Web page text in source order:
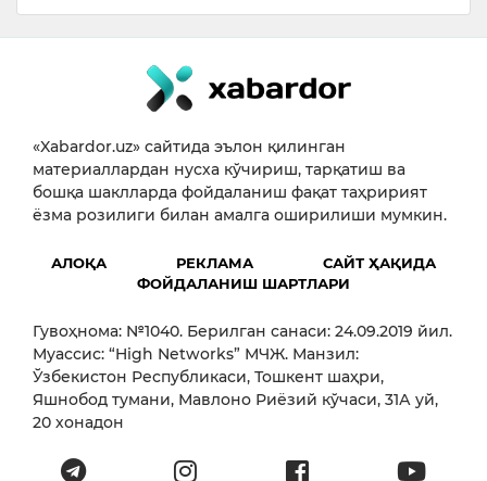
«Xabardor.uz» сайтида эълон қилинган
материаллардан нусха кўчириш, тарқатиш ва
бошқа шаклларда фойдаланиш фақат таҳририят
ёзма розилиги билан амалга оширилиши мумкин.
АЛОҚА РЕКЛАМА
САЙТ ҲАҚИДА
ФОЙДАЛАНИШ ШАРТЛАРИ
Гувоҳнома: №1040. Берилган санаси: 24.09.2019 йил.
Муассис: “High Networks” МЧЖ. Манзил:
Ўзбекистон Республикаси, Тошкент шаҳри,
Яшнобод тумани, Мавлоно Риёзий кўчаси, 31А уй,
20 хонадон